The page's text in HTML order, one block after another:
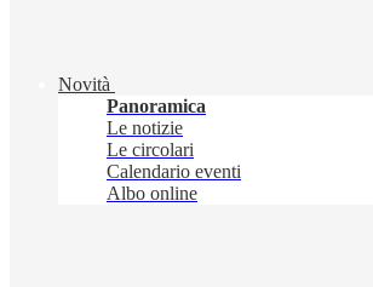
Novità
Panoramica
Le notizie
Le circolari
Calendario eventi
Albo online